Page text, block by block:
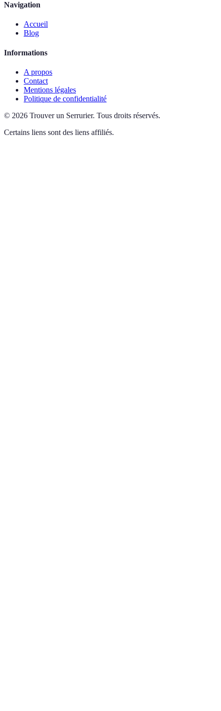
Navigation
Accueil
Blog
Informations
A propos
Contact
Mentions légales
Politique de confidentialité
© 2026 Trouver un Serrurier. Tous droits réservés.
Certains liens sont des liens affiliés.